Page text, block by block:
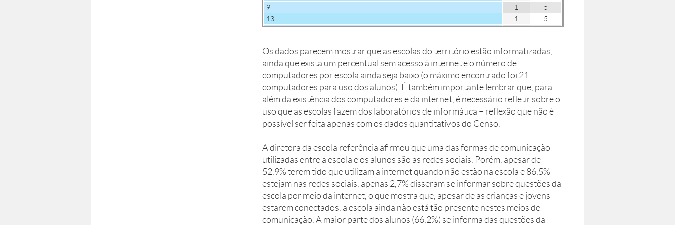
Total
20 100
Fonte: Censo Escolar 2011, IBGE, elaborac?a?o pro?pria.
9
1
5
13
1
5
17
2
10
20
2
21
2
Missing System
9
45
Total
11 55
Fonte: Censo Escolar 2011, IBGE, elaborac?a?o pro?pria.
Os dados parecem mostrar que as escolas do território estão informatizadas,
ainda que exista um percentual sem acesso à internet e o número de
computadores por escola ainda seja baixo (o máximo encontrado foi 21
computadores para uso dos alunos). É também importante lembrar que, para
além da existência dos computadores e da internet, é necessário refletir sobre o
uso que as escolas fazem dos laboratórios de informática – reflexão que não é
possível ser feita apenas com os dados quantitativos do Censo.
A diretora da escola referência afirmou que uma das formas de comunicação
utilizadas entre a escola e os alunos são as redes sociais. Porém, apesar de
52,9% terem tido que utilizam a internet quando não estão na escola e 86,5%
estejam nas redes sociais, apenas 2,7% disseram se informar sobre questões da
escola por meio da internet, o que mostra que, apesar de as crianças e jovens
estarem conectados, a escola ainda não está tão presente nestes meios de
comunicação. A maior parte dos alunos (66,2%) se informa das questões da